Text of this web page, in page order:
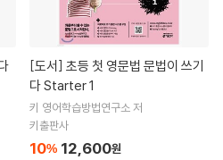
[도서]
다 Starter 1
키 영어학습방법연구소 저
키출판사
10% 12,600원